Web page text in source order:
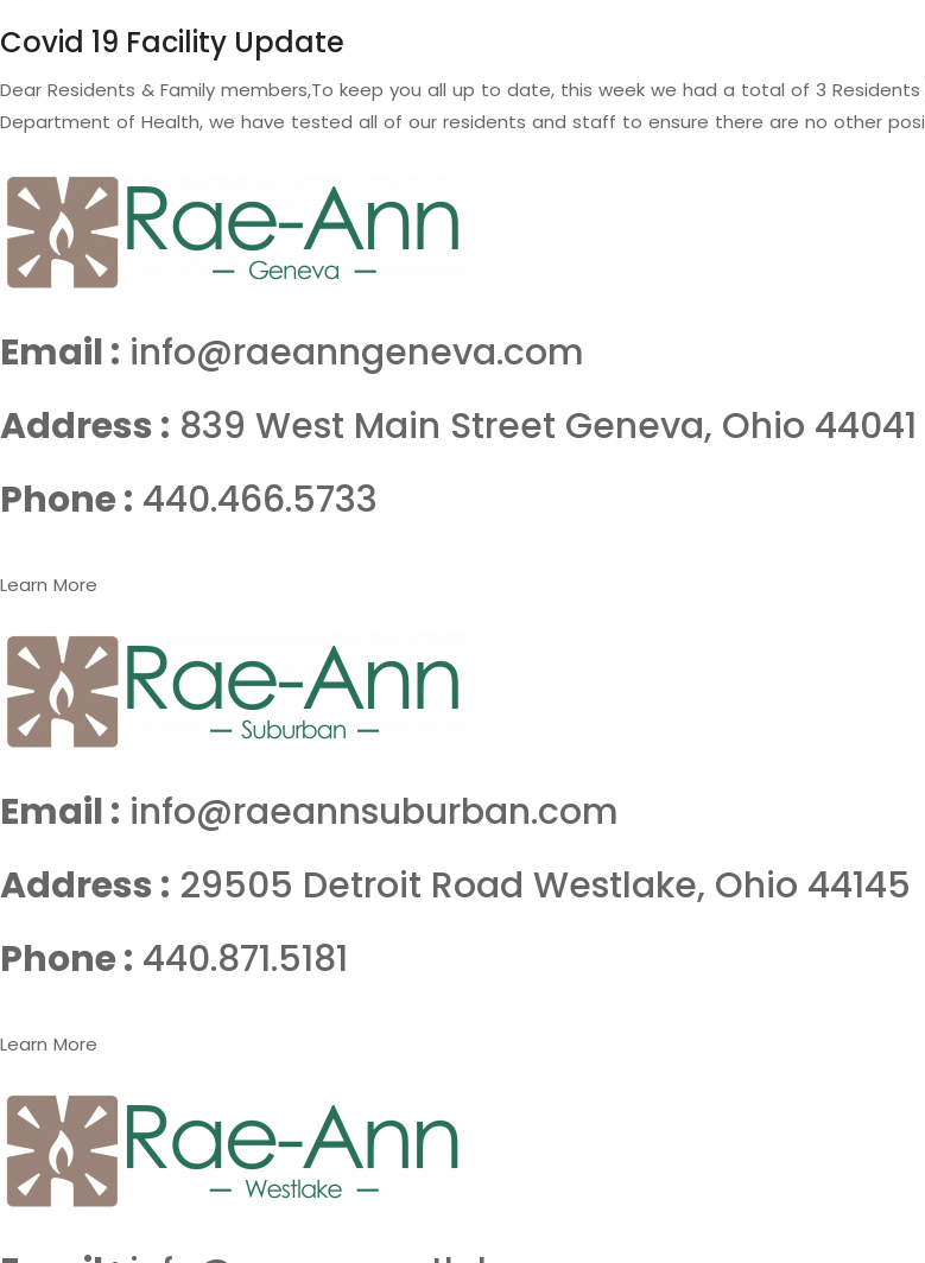
Covid 19 Facility Update
Dear Residents & Family members,To keep you all up to date, this week we had a total of 3 Residents
Department of Health, we have tested all of our residents and staff to ensure there are no other posi
Email : info@raeanngeneva.com
Address : 839 West Main Street Geneva, Ohio 44041
Phone : 440.466.5733
Learn More
Email : info@raeannsuburban.com
Address : 29505 Detroit Road Westlake, Ohio 44145
Phone : 440.871.5181
Learn More